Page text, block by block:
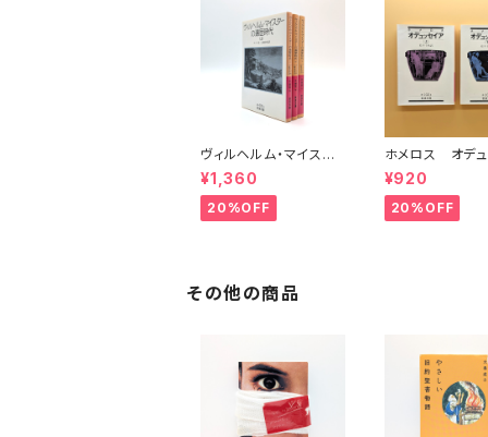
ヴィルヘルム・マイスタ
ーの遍歴時代 (上)(中)
(下)（岩波文庫）
¥1,360
20%OFF
ホメロス オデュ
ア(上)(下) （岩波
¥920
20%OFF
その他の商品